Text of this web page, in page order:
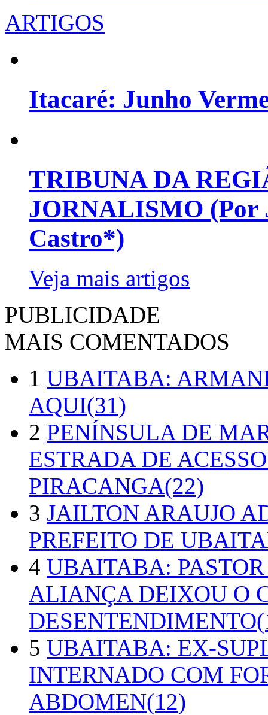
ARTIGOS
Itacaré: Junho
TRIBUNA DA
JORNALISMO (Por
Castro*)
Veja mais artigos
PUBLICIDADE
MAIS COMENTADOS
1 UBAITABA:
AQUI(31)
2 PENÍNSULA DE
ESTRADA DE
PIRACANGA(22)
3 JAILTON ARAUJO
PREFEITO DE
4 UBAITABA:
ALIANÇA DEIXOU O
5 UBAITABA: EX-
INTERNADO COM
ABDOMEN(12)